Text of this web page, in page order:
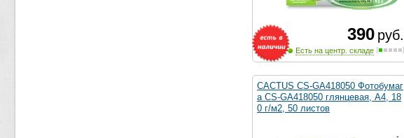
390 руб.
Есть на центр. складе
CACTUS CS-GA418050 Фотобумаг
а CS-GA418050 глянцевая, А4, 18
0 г/м2, 50 листов